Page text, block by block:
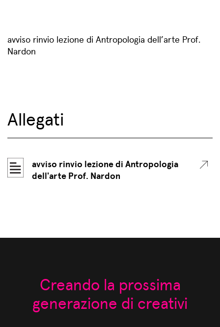
avviso rinvio lezione di Antropologia dell’arte Prof.
Nardon
Allegati
avviso rinvio lezione di Antropologia
dell'arte Prof. Nardon
Creando la prossima
generazione di creativi